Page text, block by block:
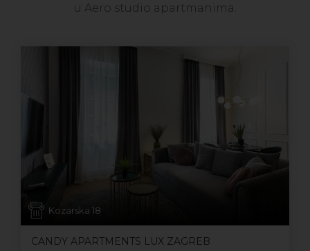
u Aero studio apartmanima.
Kozarska 18
CANDY APARTMENTS LUX ZAGREB